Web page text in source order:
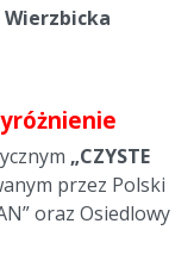
„CZYSTE
przez Polski
oraz Osiedlowy